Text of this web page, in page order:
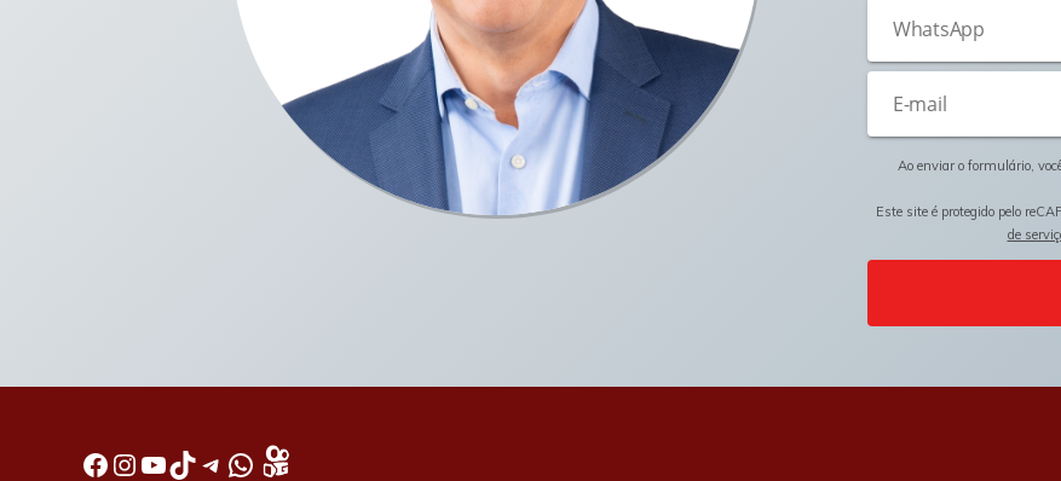
Ao enviar o formulário,
Este site é protegido pelo
de
Facebook InstagramYoutube TikTok Telegram WhatsApp